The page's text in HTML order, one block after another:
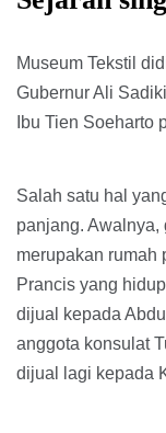
Museum Tekstil
Gubernur Ali
Ibu Tien Soeharto
Salah satu hal
panjang. Awalnya,
merupakan rumah
Prancis yang
dijual kepada
anggota konsulat
dijual lagi kepada